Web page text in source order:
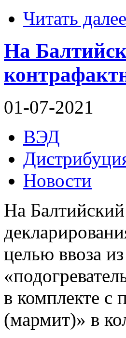
Читать далее
На
01-07-2021
ВЭД
Новости
На
целью ввоза
в комплекте с
(мармит)» в